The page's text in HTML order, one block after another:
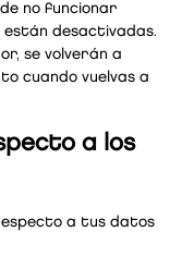
no funcionar
desactivadas.
se volverán a
cuando vuelvas a
a los
a tus datos